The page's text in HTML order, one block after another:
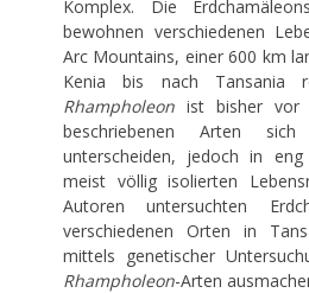
Komplex. Die
bewohnen verschiedenen
Arc Mountains, einer 600 km
Kenia bis nach Tansania
Rhampholeonist bisher vor
beschriebenen Arten
unterscheiden, jedoch in
meist völlig isolierten
Autoren untersuchten
verschiedenen Orten in
mittels genetischer
Rhampholeon-Arten